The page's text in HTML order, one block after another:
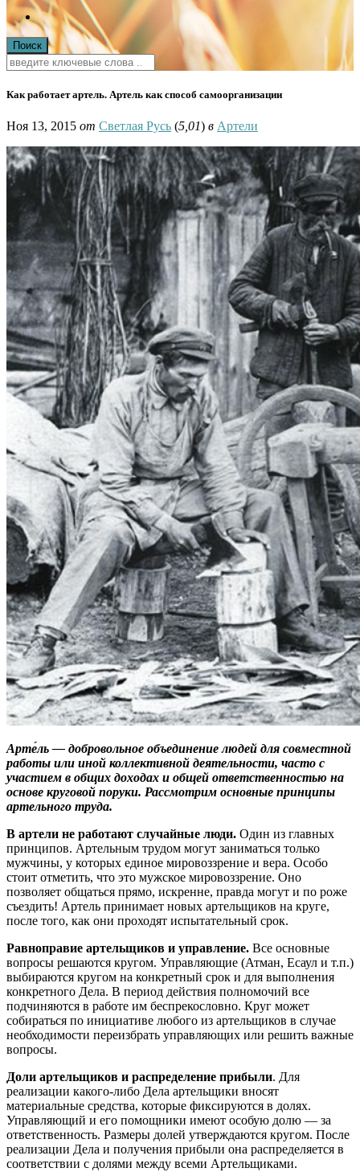
Как работает артель. Артель как способ самоорганизации
Ноя 13, 2015 от Светлая Русь (5,01) в Артели
Арте́ль — добровольное объединение людей для совместной
работы или иной коллективной деятельности, часто с
участием в общих доходах и общей ответственностью на
основе круговой поруки. Рассмотрим основные принципы
артельного труда.
В артели не работают случайные люди. Один из главных
принципов. Артельным трудом могут заниматься только
мужчины, у которых единое мировоззрение и вера. Особо
стоит отметить, что это мужское мировоззрение. Оно
позволяет общаться прямо, искренне, правда могут и по роже
съездить! Артель принимает новых артельщиков на круге,
после того, как они проходят испытательный срок.
Равноправие артельщиков и управление. Все основные
вопросы решаются кругом. Управляющие (Атман, Есаул и т.п.)
выбираются кругом на конкретный срок и для выполнения
конкретного Дела. В период действия полномочий все
подчиняются в работе им беспрекословно. Круг может
собираться по инициативе любого из артельщиков в случае
необходимости переизбрать управляющих или решить важные
вопросы.
Доли артельщиков и распределение прибыли. Для
реализации какого-либо Дела артельщики вносят
материальные средства, которые фиксируются в долях.
Управляющий и его помощники имеют особую долю — за
ответственность. Размеры долей утверждаются кругом. После
реализации Дела и получения прибыли она распределяется в
соответствии с долями между всеми Артельщиками.